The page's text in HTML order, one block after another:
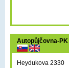
Autopůjčovna-PK
Heydukova 2330